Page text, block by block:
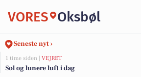
VORES Oksbøl
Seneste nyt ›
1 time siden | VEJRET
Sol og lunere luft i dag